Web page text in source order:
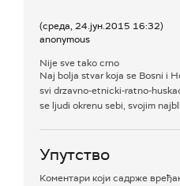
(среда, 24.јун.2015 16:32)
anonymous
Nije sve tako crno
Naj bolja stvar koja se Bosni i
svi drzavno-etnicki-ratno-
se ljudi okrenu sebi, svojim
Упутство
Коментари који садрже